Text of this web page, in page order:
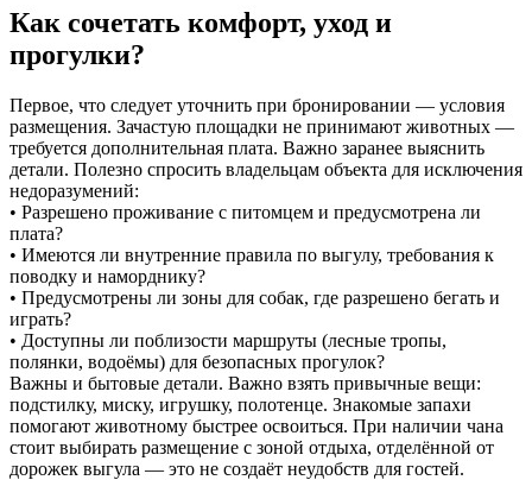
Как сочетать комфорт, уход и
прогулки?
Первое, что следует уточнить при бронировании — условия
размещения. Зачастую площадки не принимают животных —
требуется дополнительная плата. Важно заранее выяснить
детали. Полезно спросить владельцам объекта для исключения
недоразумений:
• Разрешено проживание с питомцем и предусмотрена ли
плата?
• Имеются ли внутренние правила по выгулу, требования к
поводку и наморднику?
• Предусмотрены ли зоны для собак, где разрешено бегать и
играть?
• Доступны ли поблизости маршруты (лесные тропы,
полянки, водоёмы) для безопасных прогулок?
Важны и бытовые детали. Важно взять привычные вещи:
подстилку, миску, игрушку, полотенце. Знакомые запахи
помогают животному быстрее освоиться. При наличии чана
стоит выбирать размещение с зоной отдыха, отделённой от
дорожек выгула — это не создаёт неудобств для гостей.